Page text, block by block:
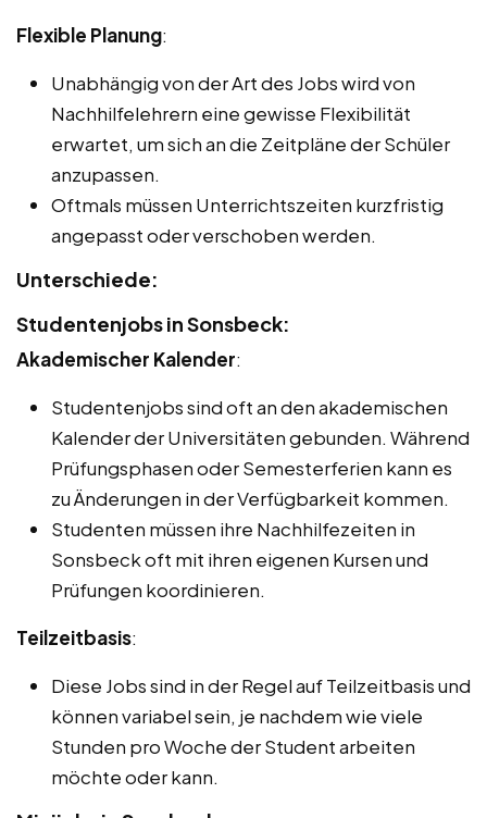
Flexible Planung:
Unabhängig von der Art des Jobs wird von
Nachhilfelehrern eine gewisse Flexibilität
erwartet, um sich an die Zeitpläne der Schüler
anzupassen.
Oftmals müssen Unterrichtszeiten kurzfristig
angepasst oder verschoben werden.
Unterschiede:
Studentenjobs in Sonsbeck:
Akademischer Kalender:
Studentenjobs sind oft an den akademischen
Kalender der Universitäten gebunden. Während
Prüfungsphasen oder Semesterferien kann es
zu Änderungen in der Verfügbarkeit kommen.
Studenten müssen ihre Nachhilfezeiten in
Sonsbeck oft mit ihren eigenen Kursen und
Prüfungen koordinieren.
Teilzeitbasis:
Diese Jobs sind in der Regel auf Teilzeitbasis und
können variabel sein, je nachdem wie viele
Stunden pro Woche der Student arbeiten
möchte oder kann.